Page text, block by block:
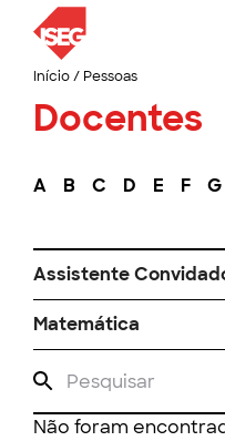
Início/ Pessoas
Docentes
A B C D E F G
Assistente
Matemática
Não foram